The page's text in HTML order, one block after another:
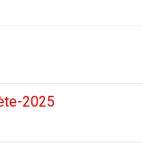
2025